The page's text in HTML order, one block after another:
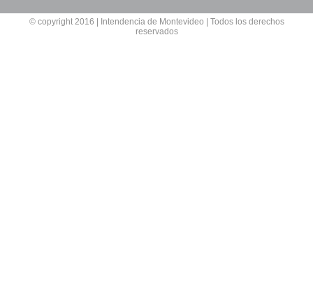
© copyright 2016 | Intendencia de Montevideo | Todos los derechos
reservados